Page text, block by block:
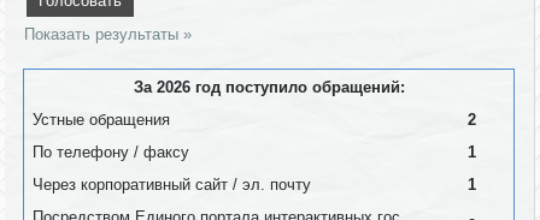
Показать результаты »
За 2026 год поступило обращений:
Устные обращения
2
По телефону / факсу
1
Через корпоративный сайт / эл. почту
1